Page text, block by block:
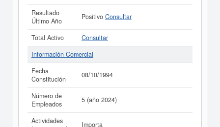
Resultado
Último Año
Positivo Consultar
Total Activo
Consultar
Información Comercial
Fecha
Constitución
08/10/1994
Número de
Empleados
5 (año 2024)
Actividades
Importa